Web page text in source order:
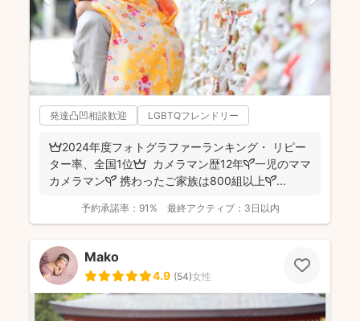
発達凸凹相談歓迎 LGBTQフレンドリー
👑2024年度フォトグラファーランキング・ リピー
ター率、全国1位👑 カメラマン歴12年🌱一児のママ
カメラマン🌱 携わったご家族は800組以上🌱...
予約承諾率： 91% 最終アクティブ： 3日以内
Mako
4.9 (54)女性